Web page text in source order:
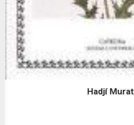
Hadjí Murat